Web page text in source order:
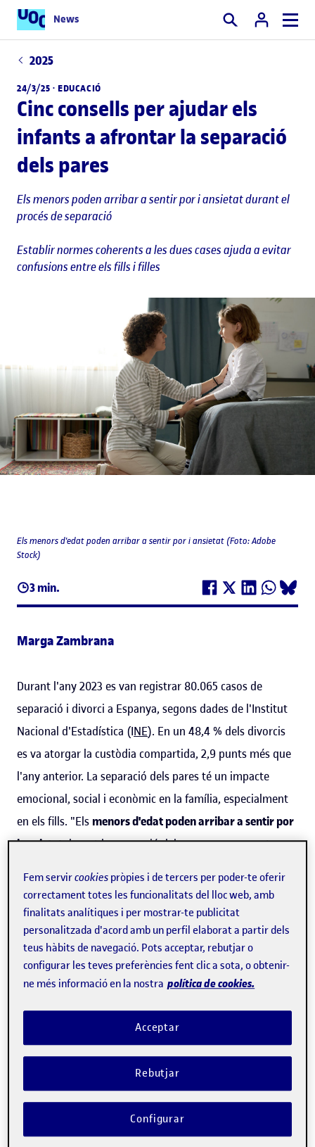
News Cercar
2025
24/3/25 · EDUCACIÓ
Cinc consells per ajudar els
infants a afrontar la separació
dels pares
Els menors poden arribar a sentir por i ansietat durant el
procés de separació
Establir normes coherents a les dues cases ajuda a evitar
confusions entre els fills i filles
3 min.
Els menors d'edat poden arribar a sentir por i ansietat (Foto: Adobe
Stock)
Marga Zambrana
Durant l'any 2023 es van registrar 80.065 casos de
separació i divorci a Espanya, segons dades de l'Institut
Nacional d'Estadística (INE). En un 48,4 % dels divorcis
es va atorgar la custòdia compartida, 2,9 punts més que
l'any anterior. La separació dels pares té un impacte
emocional, social i econòmic en la família, especialment
en els fills. "Els menors d'edat poden arribar a sentir por
i ansietatdurant la separació dels pares: un nen pot
dels progenitors desapareix del seu entorn sense una
estructura familiar clara. Els infants necessiten
continuïtat i suport", assenyalaZenaida Aguilar Vijande
professora col·laboradora delsEstudis de Psicologia i
Ciències de l'Educacióde la Universitat Oberta de
Com a psicòloga clínica, Aguilar constata que en la seva
pràctica professionalcada vegada són més habituals les
teràpies familiars en processos de separació
problemes principals que s'observa és lafalta d'acord
entre els pares en decisions importants que afecten la
Fem servircookies pròpies i de tercers per poder-te oferir
correctament totes les funcionalitats del lloc web, amb
finalitats analítiques i per mostrar-te publicitat
personalitzada d'acord amb un perfil elaborat a partir dels
teus hàbits de navegació. Pots acceptar, rebutjar o
configurar les teves preferències fent clic a sota, o obtenir-
ne més informació en la nostra política de cookies.
Rebutjar
Acceptar
Configurar